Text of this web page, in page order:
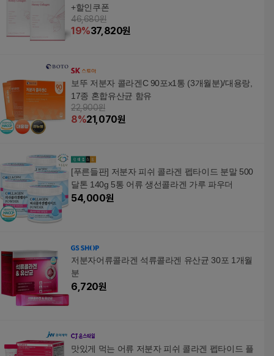
+할인쿠폰
46,680원
19%37,820원
보뚜 저분자 콜라겐C 90포x1통 (3개월분)/대용랑,
17종 혼합유산균 함유
22,900원
8%21,070원
[푸른들판] 저분자 피쉬 콜라겐 펩타이드 분말 500
달톤 140g 5통 어류 생선콜라겐 가루 파우더
54,000원
저분자어류콜라겐 석류콜라겐 유산균 30포 1개월
분
6,720원
맛있게 먹는 어류 저분자 피쉬 콜라겐 펩타이드 플